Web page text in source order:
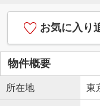
お気に入り
物件概要
所在地 東